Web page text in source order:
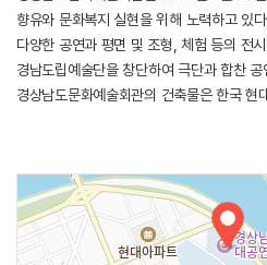
향유와 문화복지 실현을 위해 노력하고 있
다양한 공연과 평면 및 조형, 체험 등의 전
경남도립예술단을 창단하여 극단과 합찬
경상남도문화예술회관의 건축물은 한국 현
김중업의 설계로 전통과 현대를 아우르는
볼거리를 제공하고 있다.